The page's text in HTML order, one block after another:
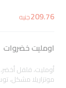
209.76جنيه
اومليت خضروات
أومليت، فلفل
موتزاريلا مشكل،